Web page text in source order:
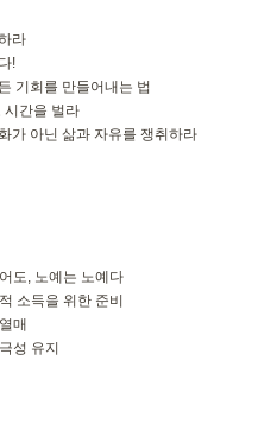
라
!
기회를 만들어내는 법
간을 벌라
가 아닌 삶과 자유를 쟁취하라
도, 노예는 노예다
소득을 위한 준비
매
성 유지